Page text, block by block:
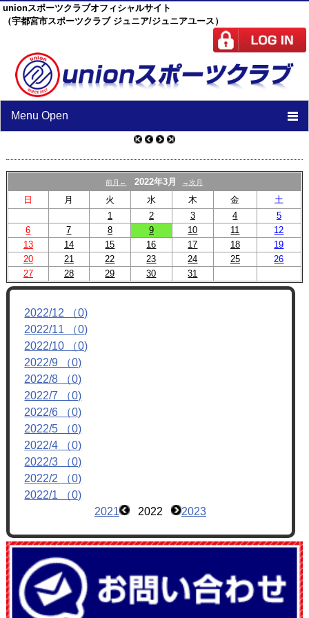
unionスポーツクラブオフィシャルサイト
（宇都宮市スポーツクラブ ジュニア/ジュニアユース）
Menu Open
TOP
ニュース
スケジュール
スタッフ
施設紹介
チーム紹介
前月← 2022年3月 →次月
日 月 火 水 木 金
土
1
2 3 4
5
6
7 8 9 10 11
12
13
14 15 16 17 18
19
20
21 22 23 24 25
26
27
28 29 30 31
2022/12 （0)
2022/11 （0)
2022/10 （0)
2022/9 （0)
2022/8 （0)
2022/7 （0)
2022/6 （0)
2022/5 （0)
2022/4 （0)
2022/3 （0)
2022/2 （0)
2022/1 （0)
2021
2022 2023